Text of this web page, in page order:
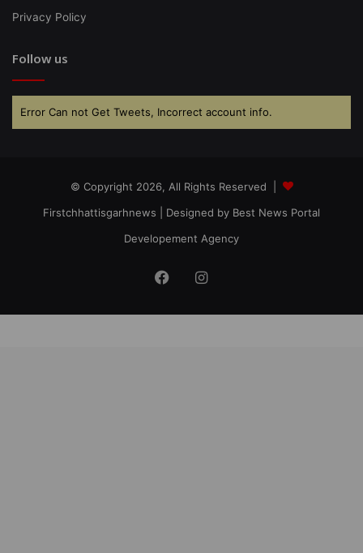
Privacy Policy
Follow us
Error Can not Get Tweets, Incorrect account info.
© Copyright 2026, All Rights Reserved |
Firstchhattisgarhnews | Designed by Best News Portal
Developement Agency
FacebookInstagram